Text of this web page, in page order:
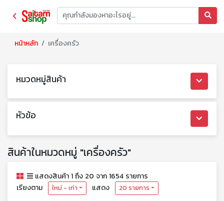
หน้าหลัก เครื่องครัว
หมวดหมู่สินค้า
หัวข้อ
สินค้าในหมวดหมู่ "เครื่องครัว"
แสดงสินค้า 1 ถึง 20 จาก 1654 รายการ
เรียงตาม
ใหม่ - เก่า แสดง 20 รายการ